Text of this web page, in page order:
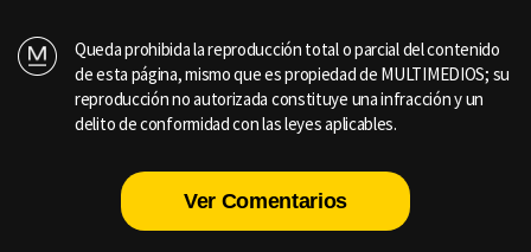
Queda prohibida la reproducción total o parcial del contenido
de esta página, mismo que es propiedad de MULTIMEDIOS; su
reproducción no autorizada constituye una infracción y un
delito de conformidad con las leyes aplicables.
Ver Comentarios